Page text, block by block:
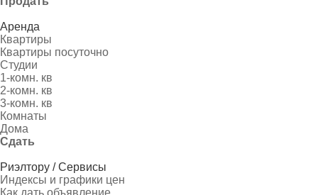
Аренда
Квартиры
Квартиры посуточно
Студии
1-комн. кв
2-комн. кв
3-комн. кв
Комнаты
Дома
Сдать
Риэлтору / Сервисы
Индексы и графики цен
Как дать объявление